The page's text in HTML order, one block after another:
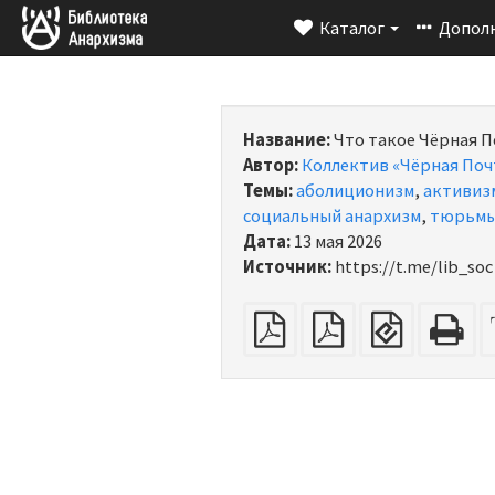
Каталог
Название:Что такое Чёрная
Автор: Коллектив «Чёрная
Темы:аболиционизм,
социальный анархизм,
Дата: 13 мая 2026
Источник: https://t.me/lib_soc
обычный
PDF
Спуск
полос
EPUB
(для